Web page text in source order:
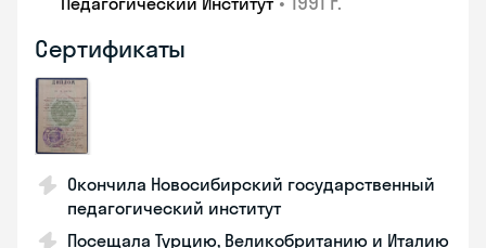
Сертификаты
Окончила Новосибирский государственный
педагогический институт
Посещала Турцию, Великобританию и Италию